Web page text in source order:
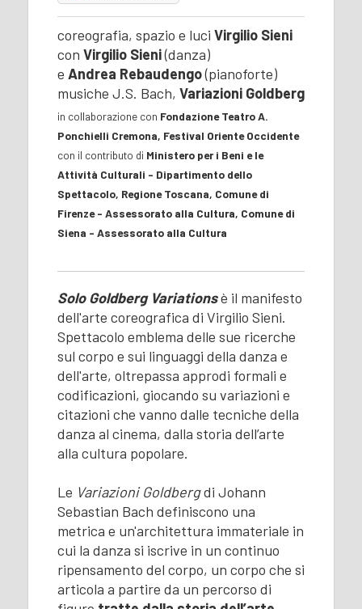
coreografia, spazio e luci Virgilio Sieni
con Virgilio Sieni(danza)
e Andrea Rebaudengo(pianoforte)
musiche J.S. Bach, Variazioni Goldberg
in collaborazione con Fondazione Teatro A.
Ponchielli Cremona, Festival Oriente Occidente
con il contributo di Ministero per i Beni e le
Attività Culturali - Dipartimento dello
Spettacolo, Regione Toscana, Comune di
Firenze - Assessorato alla Cultura, Comune di
Siena - Assessorato alla Cultura
Solo Goldberg Variationsè il manifesto
dell'arte coreografica di Virgilio Sieni.
Spettacolo emblema delle sue ricerche
sul corpo e sui linguaggi della danza e
dell'arte, oltrepassa approdi formali e
codificazioni, giocando su variazioni e
citazioni che vanno dalle tecniche della
danza al cinema, dalla storia dell’arte
alla cultura popolare.
Le Variazioni Goldbergdi Johann
Sebastian Bach definiscono una
metrica e un'architettura immateriale in
cui la danza si iscrive in un continuo
ripensamento del corpo, un corpo che si
articola a partire da un percorso di